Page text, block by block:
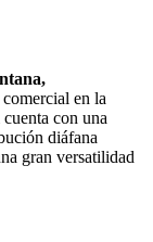
en la
con una
diáfana
gran versatilidad